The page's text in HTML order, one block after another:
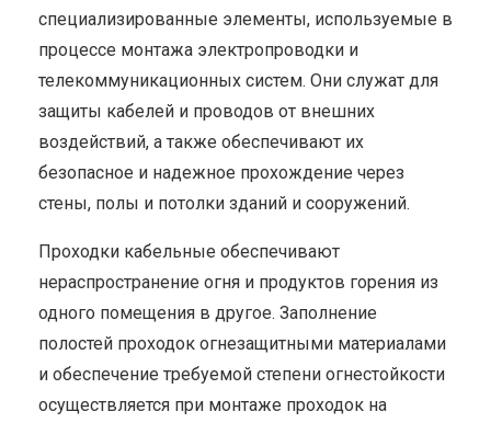
специализированные элементы, используемые в
процессе монтажа электропроводки и
телекоммуникационных систем. Они служат для
защиты кабелей и проводов от внешних
воздействий, а также обеспечивают их
безопасное и надежное прохождение через
стены, полы и потолки зданий и сооружений.
Проходки кабельные обеспечивают
нераспространение огня и продуктов горения из
одного помещения в другое. Заполнение
полостей проходок огнезащитными материалами
и обеспечение требуемой степени огнестойкости
осуществляется при монтаже проходок на